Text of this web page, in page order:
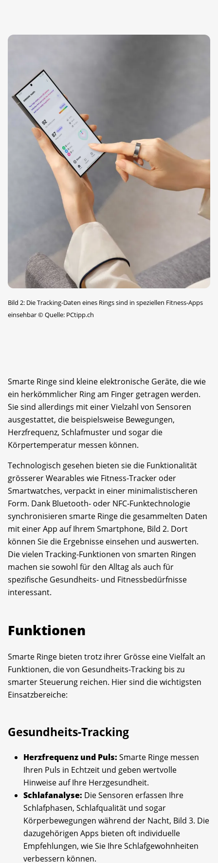
Bild 2: Die Tracking-Daten eines Rings sind in speziellen Fitness-Apps
einsehbar©Quelle: PCtipp.ch
Smarte Ringe sind kleine elektronische Geräte, die wie
ein herkömmlicher Ring am Finger getragen werden.
Sie sind allerdings mit einer Vielzahl von Sensoren
ausgestattet, die beispielsweise Bewegungen,
Herzfrequenz, Schlafmuster und sogar die
Körpertemperatur messen können.
Technologisch gesehen bieten sie die Funktionalität
grösserer Wearables wie Fitness-Tracker oder
Smartwatches, verpackt in einer minimalistischeren
Form. Dank Bluetooth- oder NFC-Funktechnologie
synchronisieren smarte Ringe die gesammelten Daten
mit einer App auf Ihrem Smartphone, Bild 2. Dort
können Sie die Ergebnisse einsehen und auswerten.
Die vielen Tracking-Funktionen von smarten Ringen
machen sie sowohl für den Alltag als auch für
spezifische Gesundheits- und Fitnessbedürfnisse
interessant.
Funktionen
Smarte Ringe bieten trotz ihrer Grösse eine Vielfalt an
Funktionen, die von Gesundheits-Tracking bis zu
smarter Steuerung reichen. Hier sind die wichtigsten
Einsatzbereiche:
Gesundheits-Tracking
Herzfrequenz und Puls: Smarte Ringe messen
Ihren Puls in Echtzeit und geben wertvolle
Hinweise auf Ihre Herzgesundheit.
Schlafanalyse: Die Sensoren erfassen Ihre
Schlafphasen, Schlafqualität und sogar
Körperbewegungen während der Nacht, Bild 3. Die
dazugehörigen Apps bieten oft individuelle
Empfehlungen, wie Sie Ihre Schlafgewohnheiten
verbessern können.